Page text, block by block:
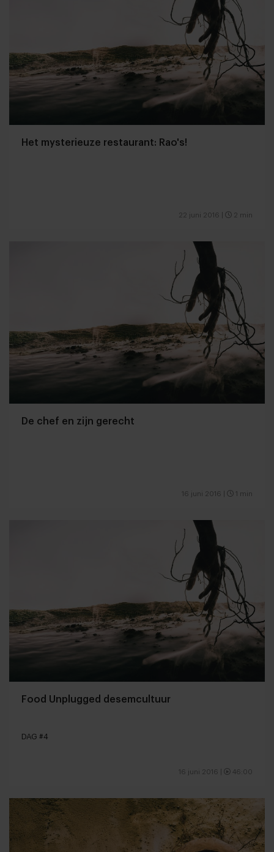
Het mysterieuze restaurant: Rao's!
22 juni 2016 2 min
De chef en zijn gerecht
16 juni 2016 1 min
Food Unplugged desemcultuur
DAG #4
16 juni 2016 46:00